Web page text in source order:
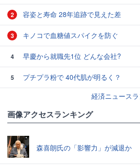
2 容姿と寿命 28年追跡で見えた差
3 キノコで血糖値スパイクを防ぐ
4 早慶から就職先1位 どんな会社?
5
プチプラ粉で 40代肌が明るく？
経済ニュース
画像アクセスランキング
森喜朗氏の「影響力」が減退か